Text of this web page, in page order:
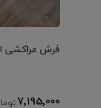
فرش مراکشی اختصاصی
7٬195٬000